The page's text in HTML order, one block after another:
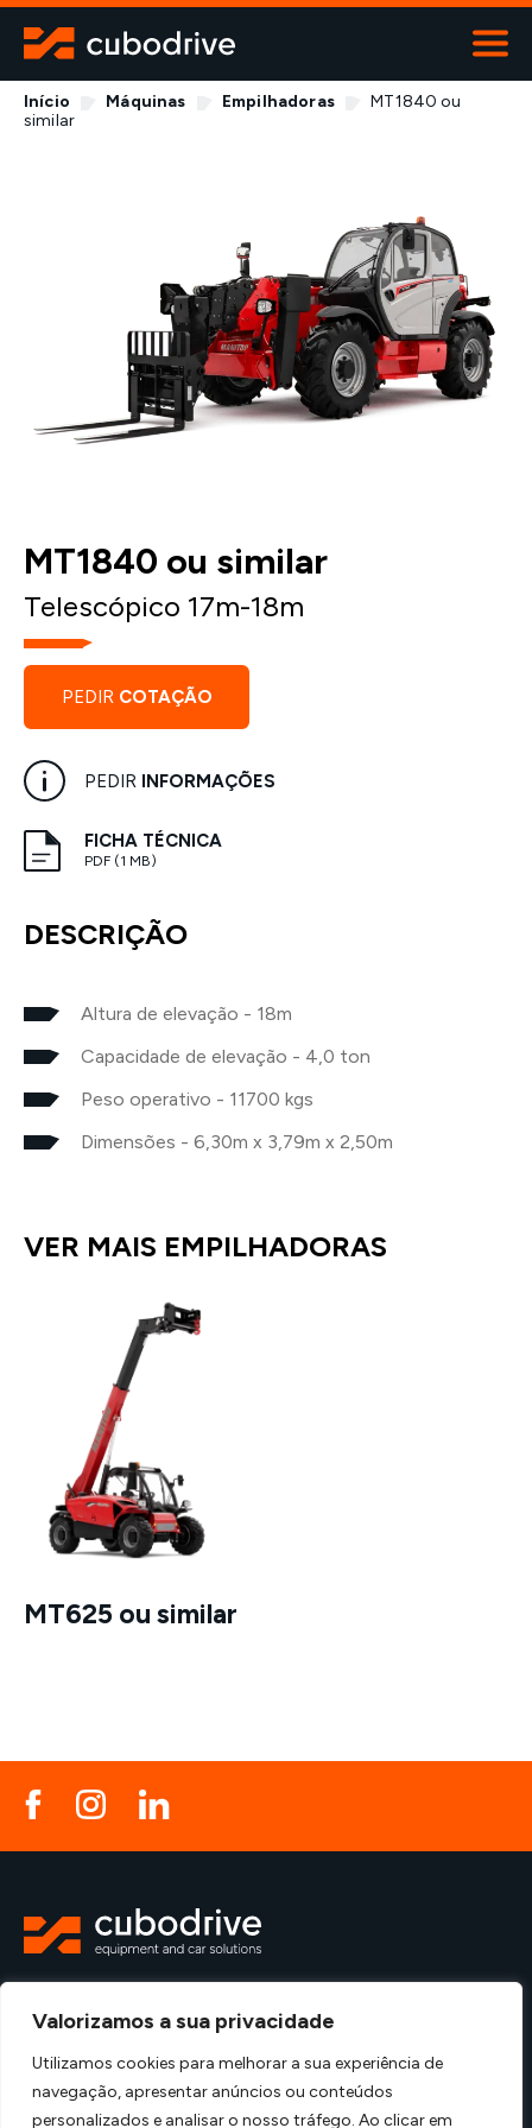
Valorizamos a sua privacidade
Utilizamos cookies para melhorar a sua experiência de
navegação, apresentar anúncios ou conteúdos
personalizados e analisar o nosso tráfego. Ao clicar em
ALUGUER
800 919 670
Início Máquinas Empilhadoras
MT1840 ou
similar
MT1840 ou similar
Telescópico 17m-18m
PEDIRCOTAÇÃO
PEDIR INFORMAÇÕES
FICHA TÉCNICA
PDF (1 MB)
DESCRIÇÃO
Altura de elevação - 18m
Capacidade de elevação - 4,0 ton
Peso operativo - 11700 kgs
Dimensões - 6,30m x 3,79m x 2,50m
VER MAIS EMPILHADORAS
MT625 ou similar
Política de Privacidade Política de Qualidade
© Cubo Drive – Aluguer de equipamentos e veículos 2026 - Todos os direitos
Criado por